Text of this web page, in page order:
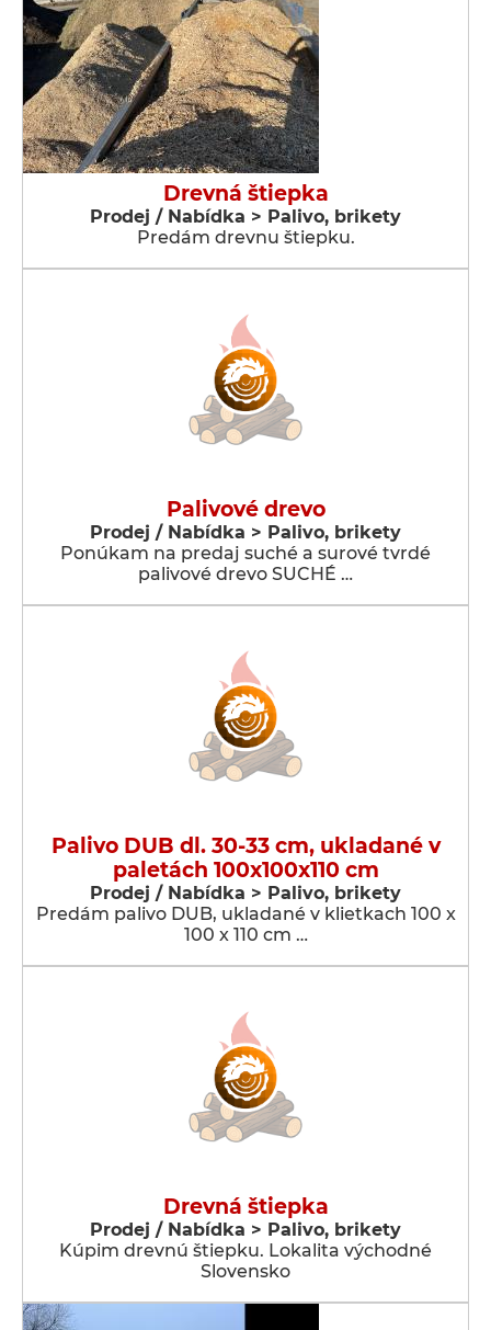
Drevná štiepka
Prodej / Nabídka > Palivo, brikety
Predám drevnu štiepku.
Palivové drevo
Prodej / Nabídka > Palivo, brikety
Ponúkam na predaj suché a surové tvrdé
palivové drevo SUCHÉ …
Palivo DUB dl. 30-33 cm, ukladané v
paletách 100x100x110 cm
Prodej / Nabídka > Palivo, brikety
Predám palivo DUB, ukladané v klietkach 100 x
100 x 110 cm …
Drevná štiepka
Prodej / Nabídka > Palivo, brikety
Kúpim drevnú štiepku. Lokalita východné
Slovensko